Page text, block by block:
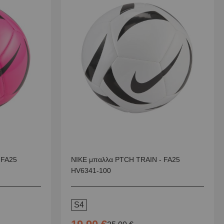
NIKE μπαλλα PTCH TRAIN - FA25
HV6341-100
S4